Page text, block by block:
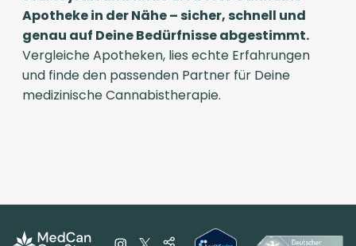
Apotheke in der Nähe – sicher, schnell und
genau auf Deine Bedürfnisse abgestimmt.
Vergleiche Apotheken, lies echte Erfahrungen
und finde den passenden Partner für Deine
medizinische Cannabistherapie.